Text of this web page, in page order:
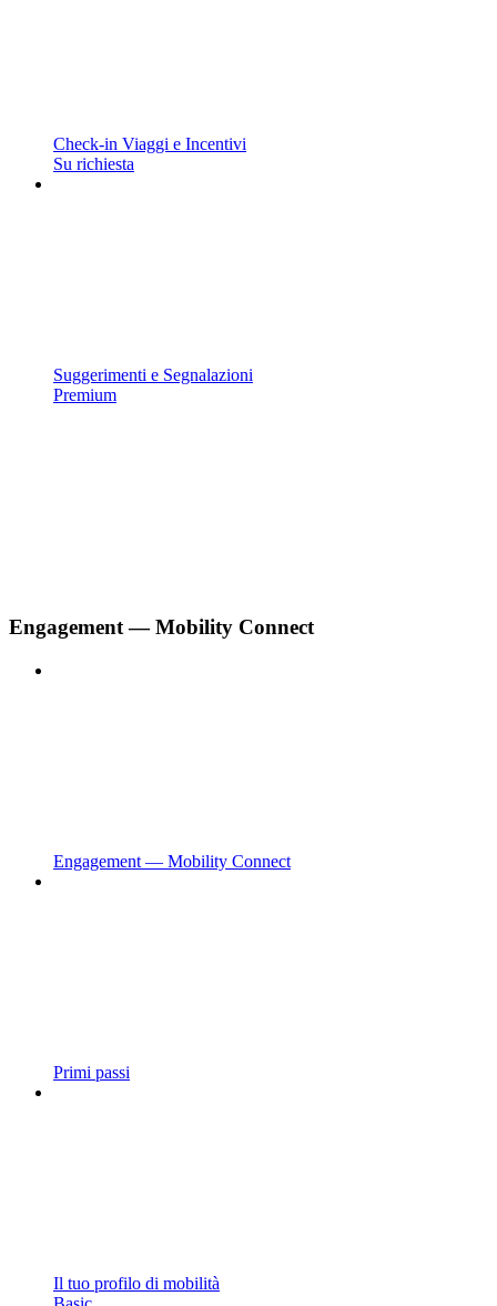
Check-in Viaggi e Incentivi
Su richiesta
Suggerimenti e Segnalazioni
Premium
Engagement — Mobility Connect
Engagement — Mobility Connect
Primi passi
Il tuo profilo di mobilità